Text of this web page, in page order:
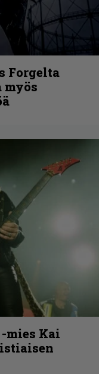
Forgelta
myös
mies Kai